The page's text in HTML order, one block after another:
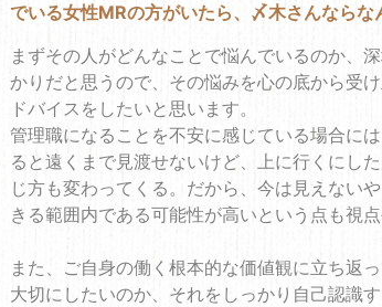
でいる女性MRの方がいたら、〆木さんならな
まずその人がどんなことで悩んでいるのか、
かりだと思うので、その悩みを心の底から受
ドバイスをしたいと思います。
管理職になることを不安に感じている場合に
ると遠くまで見渡せないけど、上に行くにし
じ方も変わってくる。だから、今は見えない
きる範囲内である可能性が高いという点も視
また、ご自身の働く根本的な価値観に立ち返
大切にしたいのか、それをしっかり自己認識